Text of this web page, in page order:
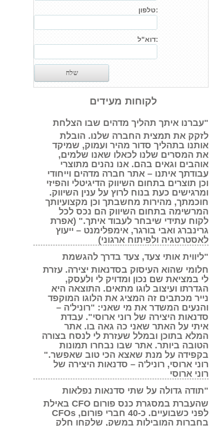
טלפון:
דוא"ל:
לקוחות מעידים
"עברנו איתך תהליך מדהים שבו הצלחת
לזקק את תמצית החברה שלנו. הובלת
אותנו בתהליך סדור מהיר ועמוק, שמיקד
את המסרים שלנו לכאלו שאנו שלמים,
אוהבים וגאים בהם. אנו נהנים מתוצרי
עבודתך איתנו – אתר חברה מדהים וייחודי
וכן תוצרים בתחום השיווק הדיגיטלי והפיזי
ומרגישים כעת בנוח לרוץ על ענין השיווק.
חוכמתך, מהירות מחשבתך וכן מקצועיותך
המרשימה בתחום השיווק הם נכס לכל
לקוח עתידי שיבחר לעבוד איתך." (אפרת
גרינברג ואבי בורגר, אימפלימנט – ייעוץ
לאסטרטגיה ולפיתוח ארגוני)
"ליווית אותי צעד, צעד בדרך להגשמת
חלומי שהוא העיסוק בסדנאות יצירה. עזרת
לי במציאת שם נכון ומדויק לי ולעסק,
הגדרתו ועיצוב לוגו מתאים. התוצאה היא
נייר מכתבים זה המציג את הלוגו המוקפד
והנעים המשדר את מי שאני: "רוניל'ה –
סדנאות היצירה של רוני ארוסי". עבדת
איתי על האתר שאני כה גאה בו. אתר
המלא בתוכן ובמלל שעזרת לי לנסח בצורה
הטובה ביותר. אתר שבו נבחרו תמונות
בקפידה על מנת שאצא הכי טוב שאפשר."
רוני ארוסי, רוניל'ה – סדנאות היצירה של
רוני ארוסי
"תודה גדולה על שתי סדנאות נפלאות
שהעברת במסגרת כנס פורום CFO באילת
לפני כשבועיים. כ-40 חברי פורום, CFOs
בחברות המובילות במשק, שלקחו חלק